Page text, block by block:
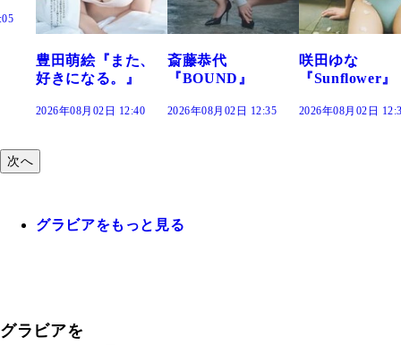
斎藤恭代
『BOUND』
2026年08月02日 12:35
咲田ゆな
『Sunflower』
2026年08月02日 12:30
藤水咲桜『花
だまり』
2026年08月02日
次へ
グラビアをもっと見る
グラビアを